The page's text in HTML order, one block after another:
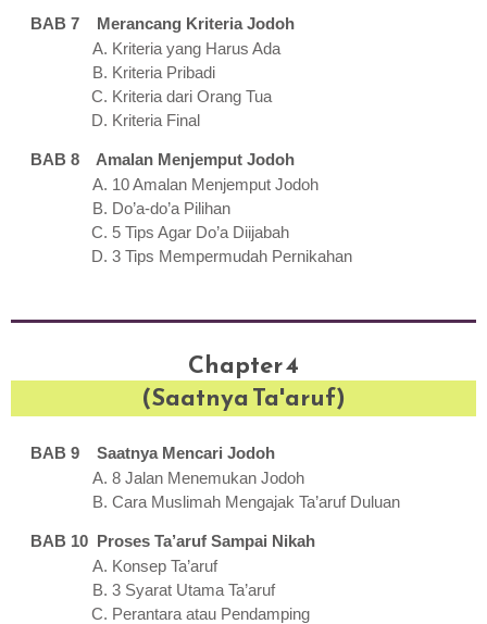
BAB 7 Merancang Kriteria Jodoh
Kriteria yang Harus Ada
Kriteria Pribadi
Kriteria dari Orang Tua
Kriteria Final
BAB 8 Amalan Menjemput Jodoh
10 Amalan Menjemput Jodoh
Do’a-do’a Pilihan
5 Tips Agar Do’a Diijabah
3 Tips Mempermudah Pernikahan
Chapter 4
(Saatnya Ta'aruf)
BAB 9 Saatnya Mencari Jodoh
8 Jalan Menemukan Jodoh
Cara Muslimah Mengajak Ta’aruf Duluan
BAB 10 Proses Ta’aruf Sampai Nikah
Konsep Ta’aruf
3 Syarat Utama Ta’aruf
Perantara atau Pendamping